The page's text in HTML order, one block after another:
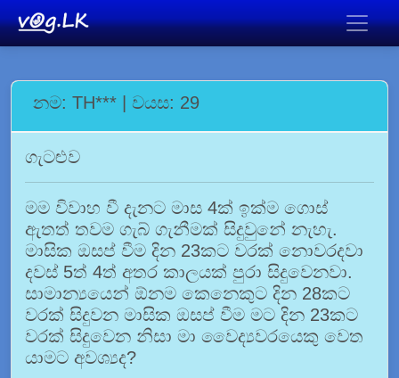
නම: TH*** | වයස: 29
ගැටළුව
මම විවාහ වී දැනට මාස 4ක් ඉක්ම ගොස්
ඇතත් තවම ගැබ් ගැනීමක් සිදුවුනේ නැහැ.
මාසික ඔසප් වීම දින 23කට වරක් නොවරදවා
දවස් 5ත් 4ත් අතර කාලයක් පුරා සිදුවෙනවා.
සාමාන්‍යයෙන් ඕනම කෙනෙකුට දින 28කට
වරක් සිදුවන මාසික ඔසප් වීම මට දින 23කට
වරක් සිදුවෙන නිසා මා වෛද්‍යවරයෙකු වෙත
යාමට අවශ්‍යද?